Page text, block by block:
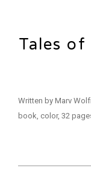
Tales
Written by Marv
book, color, 32